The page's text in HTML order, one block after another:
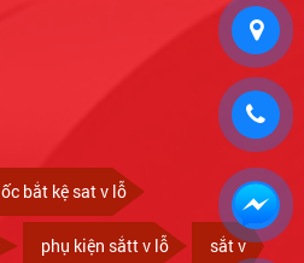
ốc bắt kệ sat v lỗ
phụ kiện sắtt v lỗ sắt v